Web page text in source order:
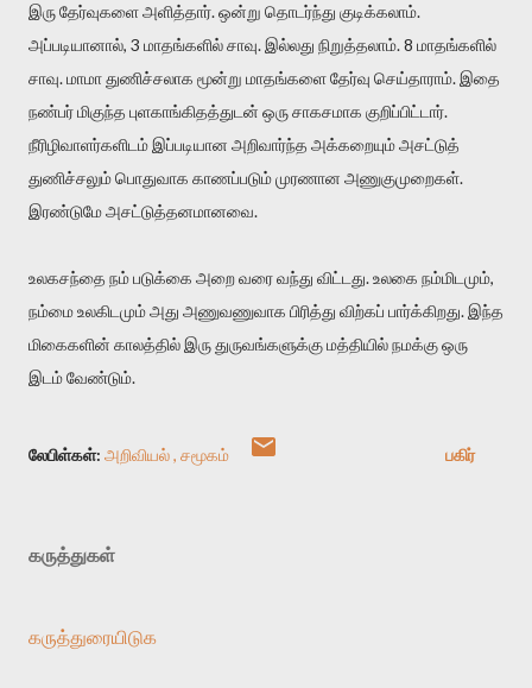
இரு தேர்வுகளை அளித்தார். ஒன்று தொடர்ந்து குடிக்கலாம்.
அப்படியானால், 3 மாதங்களில் சாவு. இல்லது நிறுத்தலாம். 8 மாதங்களில்
சாவு. மாமா துணிச்சலாக மூன்று மாதங்களை தேர்வு செய்தாராம். இதை
நண்பர் மிகுந்த புளகாங்கிதத்துடன் ஒரு சாகசமாக குறிப்பிட்டார்.
நீரிழிவாளர்களிடம் இப்படியான அறிவார்ந்த அக்கறையும் அசட்டுத்
துணிச்சலும் பொதுவாக காணப்படும் முரணான அணுகுமுறைகள்.
இரண்டுமே அசட்டுத்தனமானவை.
உலகசந்தை நம் படுக்கை அறை வரை வந்து விட்டது. உலகை நம்மிடமும்,
நம்மை உலகிடமும் அது அணுவணுவாக பிரித்து விற்கப் பார்க்கிறது. இந்த
மிகைகளின் காலத்தில் இரு துருவங்களுக்கு மத்தியில் நமக்கு ஒரு
இடம் வேண்டும்.
லேபிள்கள்: அறிவியல் சமூகம் பகிர்
கருத்துகள்
கருத்துரையிடுக